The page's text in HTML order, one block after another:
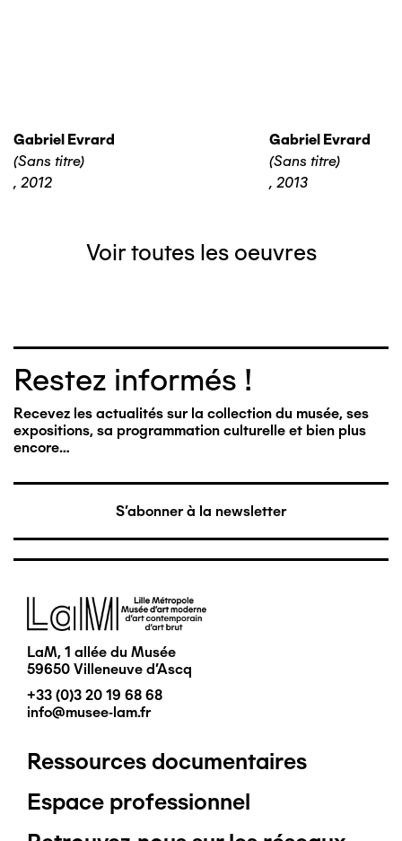
Gabriel Evrard
(Sans titre)
, 2012
Gabriel Evrard
(Sans titre)
, 2013
Voir toutes les oeuvres
Restez informés !
Recevez les actualités sur la collection du musée, ses
expositions, sa programmation culturelle et bien plus
encore…
S'abonner à la newsletter
Image
LaM, 1 allée du Musée
59650 Villeneuve d'Ascq
+33 (0)3 20 19 68 68
info@musee-lam.fr
Pied
de
Ressources documentaires
Espace professionnel